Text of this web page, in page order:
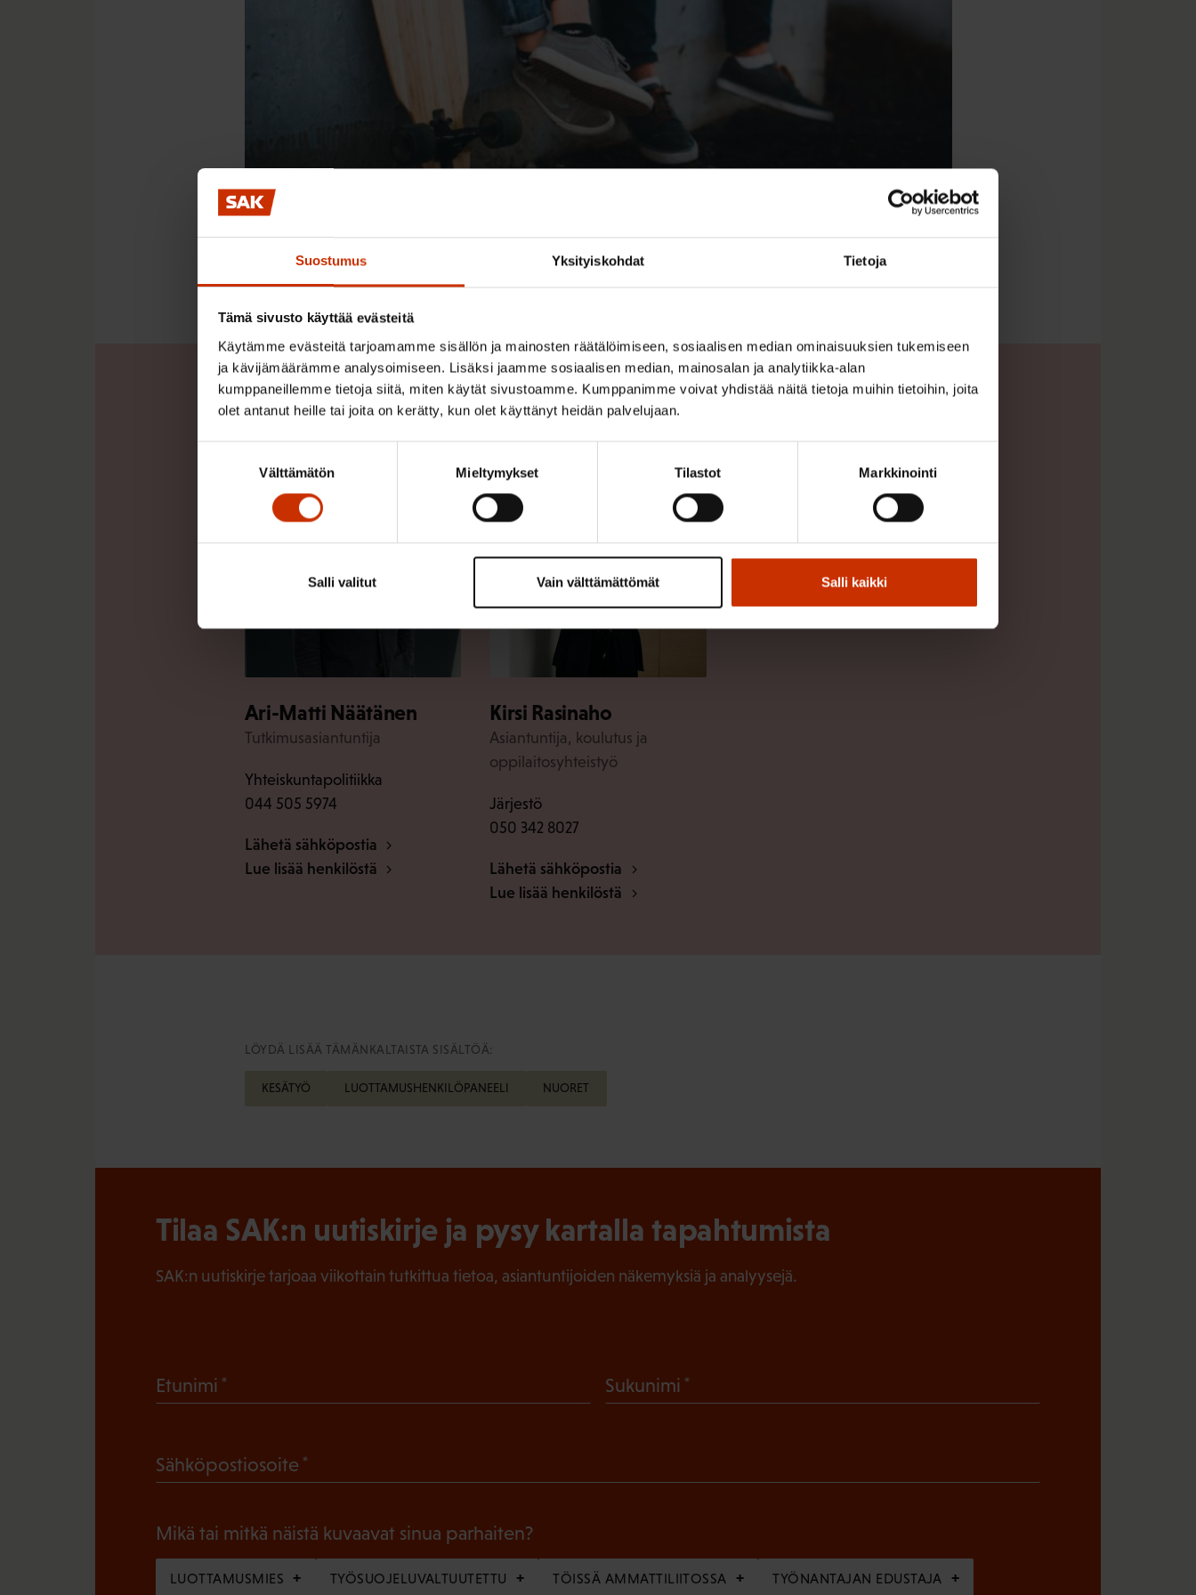
Suostumus Yksityiskohdat Tietoja
Tämä sivusto käyttää evästeitä
Käytämme evästeitä tarjoamamme sisällön ja mainosten räätälöimiseen, sosiaalisen median ominaisuuksien tukemiseen
ja kävijämäärämme analysoimiseen. Lisäksi jaamme sosiaalisen median, mainosalan ja analytiikka-alan
kumppaneillemme tietoja siitä, miten käytät sivustoamme. Kumppanimme voivat yhdistää näitä tietoja muihin tietoihin, joita
olet antanut heille tai joita on kerätty, kun olet käyttänyt heidän palvelujaan.
Välttämätön Mieltymykset Tilastot Markkinointi
Vain välttämättömät
Salli valitut Salli kaikki
UUTINEN
SAK:n kysely: Kesätyöpaikkojen määrässä selvä nousu
Kysy tästä tutkimuksesta
Ari-Matti Näätänen
Tutkimusasiantuntija
Yhteiskuntapolitiikka
044 505 5974
Lähetä sähköpostia
Lue lisää henkilöstä
Kirsi Rasinaho
Asiantuntija, koulutus ja
oppilaitosyhteistyö
Järjestö
050 342 8027
Lähetä sähköpostia
Lue lisää henkilöstä
LÖYDÄ LISÄÄ TÄMÄNKALTAISTA SISÄLTÖÄ:
KESÄTYÖ LUOTTAMUSHENKILÖPANEELI NUORET
Tilaa SAK:n uutiskirje ja pysy kartalla tapahtumista
SAK:n uutiskirje tarjoaa viikottain tutkittua tietoa, asiantuntijoiden näkemyksiä ja analyysejä.
Etunimi
k
l
l
i
Sukunimi
l
i
Sähköpostiosoite
Mikä tai mitkä näistä kuvaavat sinua parhaiten?
LUOTTAMUSMIES TYÖSUOJELUVALTUUTETTU TÖISSÄ AMMATTILIITOSSA TYÖNANTAJAN EDUSTAJA